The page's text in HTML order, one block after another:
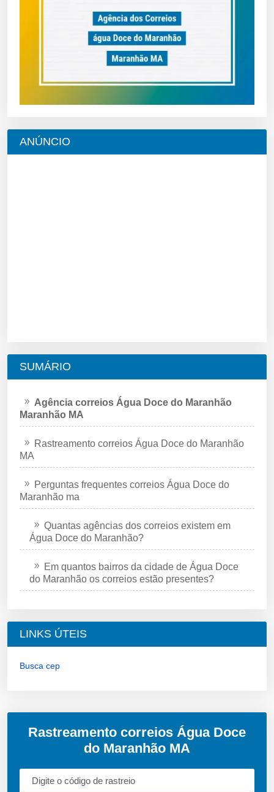
ANÚNCIO
SUMÁRIO
Agência correios Água Doce do Maranhão
Maranhão MA
Rastreamento correios Água Doce do Maranhão
MA
Perguntas frequentes correios Água Doce do
Maranhão ma
Quantas agências dos correios existem em
Água Doce do Maranhão?
Em quantos bairros da cidade de Água Doce
do Maranhão os correios estão presentes?
LINKS ÚTEIS
Busca cep
Rastreamento correios Água Doce
do Maranhão MA